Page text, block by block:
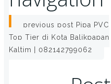
previous post Pipa PVC
Top Tier di Kota Balikpapan
Kaltim | 082142799062